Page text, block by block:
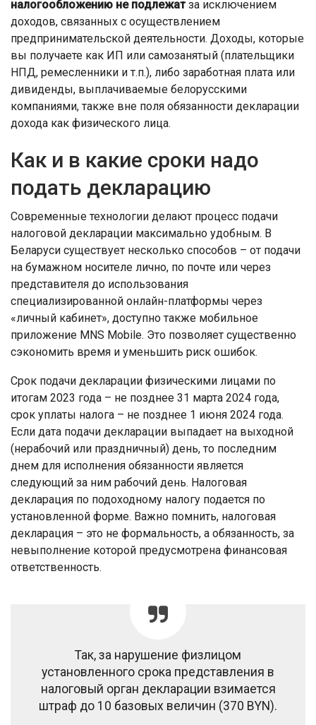
налогообложению не подлежатза исключением
доходов, связанных с осуществлением
предпринимательской деятельности. Доходы, которые
вы получаете как ИП или самозанятый (плательщики
НПД, ремесленники и т.п.), либо заработная плата или
дивиденды, выплачиваемые белорусскими
компаниями, также вне поля обязанности декларации
дохода как физического лица.
Как и в какие сроки надо
подать декларацию
Современные технологии делают процесс подачи
налоговой декларации максимально удобным. В
Беларуси существует несколько способов – от подачи
на бумажном носителе лично, по почте или через
представителя до использования
специализированной онлайн-платформы через
«личный кабинет», доступно также мобильное
приложение MNS Mobile. Это позволяет существенно
сэкономить время и уменьшить риск ошибок.
Срок подачи декларации физическими лицами по
итогам 2023 года – не позднее 31 марта 2024 года,
срок уплаты налога – не позднее 1 июня 2024 года.
Если дата подачи декларации выпадает на выходной
(нерабочий или праздничный) день, то последним
днем для исполнения обязанности является
следующий за ним рабочий день. Налоговая
декларация по подоходному налогу подается по
установленной форме. Важно помнить, налоговая
декларация – это не формальность, а обязанность, за
невыполнение которой предусмотрена финансовая
ответственность.
Так, за нарушение физлицом
установленного срока представления в
налоговый орган декларации взимается
штраф до 10 базовых величин (370 BYN).